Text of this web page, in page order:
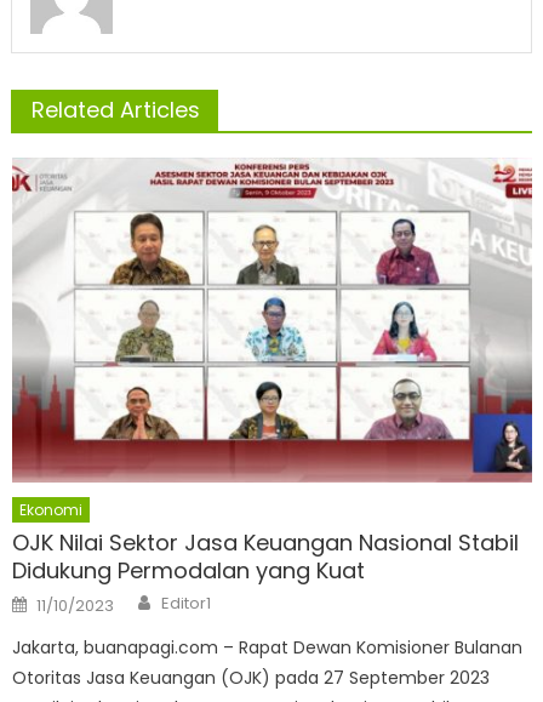
Related Articles
Ekonomi
OJK Nilai Sektor Jasa Keuangan Nasional Stabil
Didukung Permodalan yang Kuat
Posted
on
11/10/2023 Author
Editor1
Jakarta, buanapagi.com – Rapat Dewan Komisioner Bulanan
Otoritas Jasa Keuangan (OJK) pada 27 September 2023